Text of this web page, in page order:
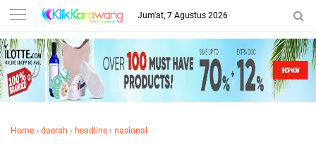
Jum'at, 7 Agustus 2026
Home › daerah › headline › nasional